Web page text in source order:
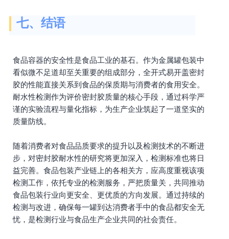
七、结语
食品容器的安全性是食品工业的基石。作为金属罐包装中
看似微不足道却至关重要的组成部分，全开式易开盖密封
胶的性能直接关系到食品的保质期与消费者的食用安全。
耐水性检测作为评价密封胶质量的核心手段，通过科学严
谨的实验流程与量化指标，为生产企业筑起了一道坚实的
质量防线。
随着消费者对食品品质要求的提升以及检测技术的不断进
步，对密封胶耐水性的研究将更加深入，检测标准也将日
益完善。食品包装产业链上的各相关方，应高度重视该项
检测工作，依托专业的检测服务，严把质量关，共同推动
食品包装行业向更安全、更优质的方向发展。通过持续的
检测与改进，确保每一罐到达消费者手中的食品都安全无
忧，是检测行业与食品生产企业共同的社会责任。